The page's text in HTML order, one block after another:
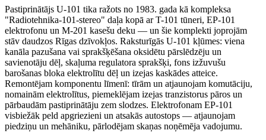
Pastiprinātājs U-101 tika ražots no 1983. gada kā kompleksa
"Radiotehnika-101-stereo" daļa kopā ar T-101 tūneri, EP-101
elektrofonu un M-201 kasešu deku — un šie komplekti joprojām
stāv daudzos Rīgas dzīvokļos. Raksturīgās U-101 kļūmes: viena
kanāla pazušana vai sprakšķēšana oksidētu pārslēdzēju un
savienotāju dēļ, skaļuma regulatora sprakšķi, fons izžuvušu
barošanas bloka elektrolītu dēļ un izejas kaskādes atteice.
Remontējam komponentu līmenī: tīrām un atjaunojam komutāciju,
nomainām elektrolītus, piemeklējam izejas tranzistorus pāros un
pārbaudām pastiprinātāju zem slodzes. Elektrofonam EP-101
visbiežāk peld apgriezieni un atsakās autostops — atjaunojam
piedziņu un mehāniku, pārlodējam skaņas noņēmēja vadojumu.